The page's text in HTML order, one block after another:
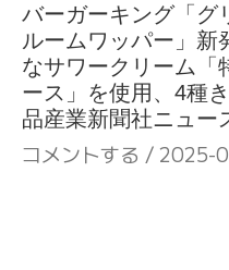
バーガーキング「グ
ルームワッパー」新
なサワークリーム「
ース」を使用、4種
品産業新聞社ニュー
コメントする / 2025-